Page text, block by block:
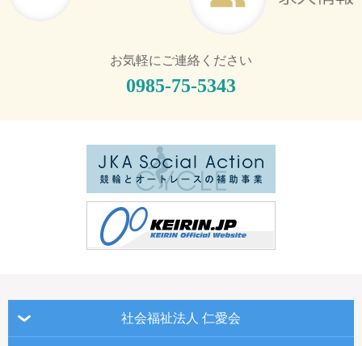
お気軽にご連絡ください
0985-75-5343
社会福祉法人 仁愛会